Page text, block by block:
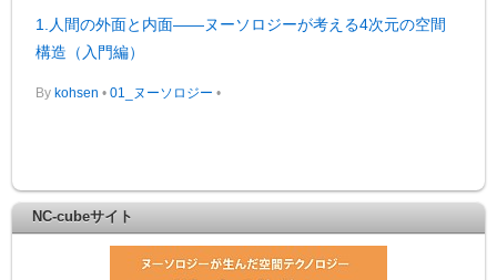
1.人間の外面と内面――ヌーソロジーが考える4次元の空間
構造（入門編）
By kohsen • 01_ヌーソロジー •
NC-cubeサイト